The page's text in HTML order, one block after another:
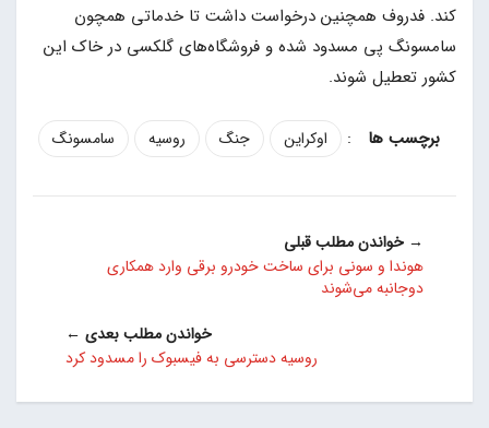
کند. فدروف همچنین درخواست داشت تا خدماتی همچون
سامسونگ پی مسدود شده و فروشگاه‌های گلکسی در خاک این
کشور تعطیل شوند.
: اوکراین جنگ روسیه سامسونگ
→ خواندن مطلب قبلی
هوندا و سونی برای ساخت خودرو برقی وارد همکاری
دوجانبه می‌شوند
خواندن مطلب بعدی ←
روسیه دسترسی به فیسبوک را مسدود کرد